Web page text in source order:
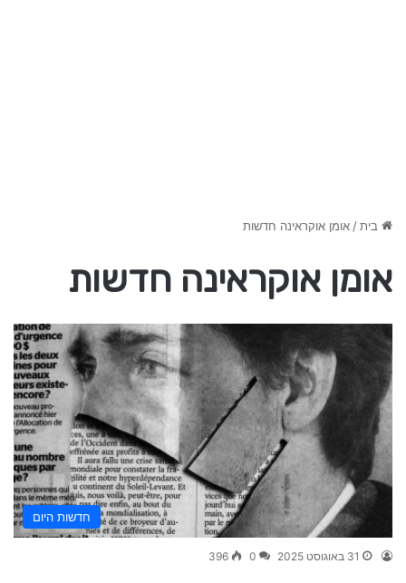
בית/אומן אוקראינה חדשות
אומן אוקראינה חדשות
חדשות היום
31 באוגוסט 2025 0
396